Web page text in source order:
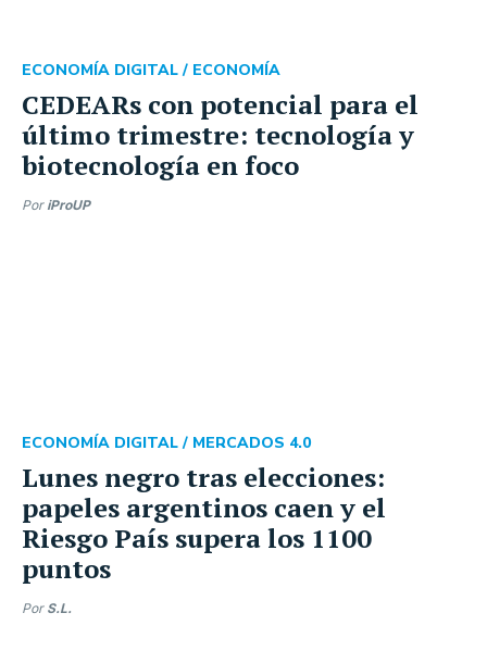
CEDEARs con potencial para el
último trimestre: tecnología y
biotecnología en foco
ECONOMÍA DIGITAL / ECONOMÍA
Por iProUP
Lunes negro tras elecciones:
papeles argentinos caen y el
Riesgo País supera los 1100
puntos
ECONOMÍA DIGITAL / MERCADOS 4.0
Por S.L.